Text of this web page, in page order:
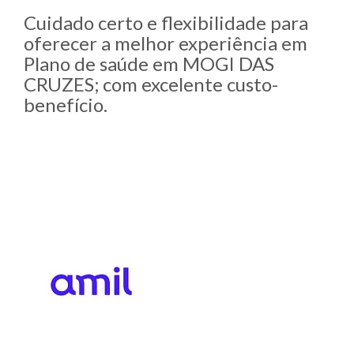
Cuidado certo e flexibilidade para
oferecer a melhor experiência em
Plano de saúde em MOGI DAS
CRUZES; com excelente custo-
benefício.